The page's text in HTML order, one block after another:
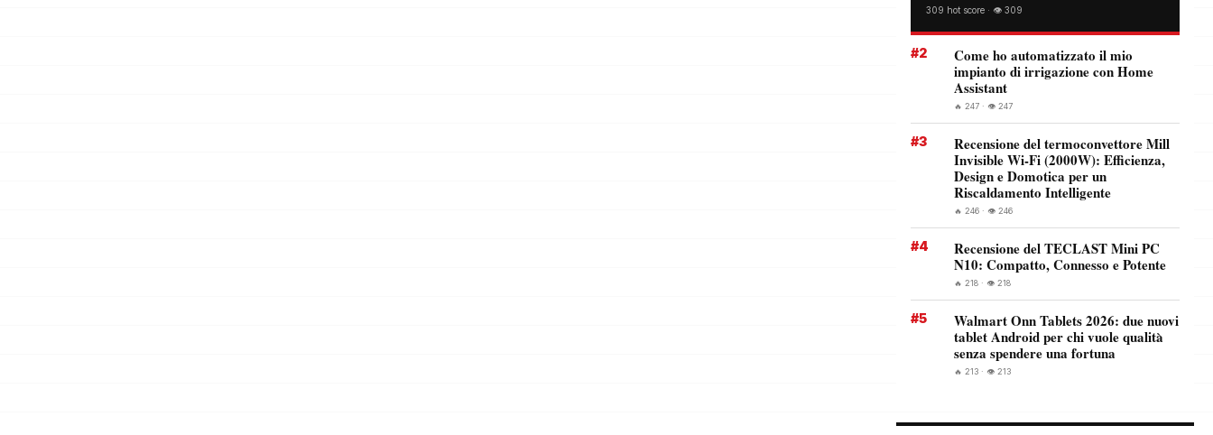
309 hot score · 👁️ 309
#2
Come ho automatizzato il mio
impianto di irrigazione con Home
Assistant
🔥 247 · 👁️ 247
#3
Recensione del termoconvettore Mill
Invisible Wi-Fi (2000W): Efficienza,
Design e Domotica per un
Riscaldamento Intelligente
🔥 246 · 👁️ 246
#4
Recensione del TECLAST Mini PC
N10: Compatto, Connesso e Potente
🔥 218 · 👁️ 218
#5
Walmart Onn Tablets 2026: due nuovi
tablet Android per chi vuole qualità
senza spendere una fortuna
🔥 213 · 👁️ 213